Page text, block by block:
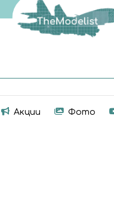
Акции Фото